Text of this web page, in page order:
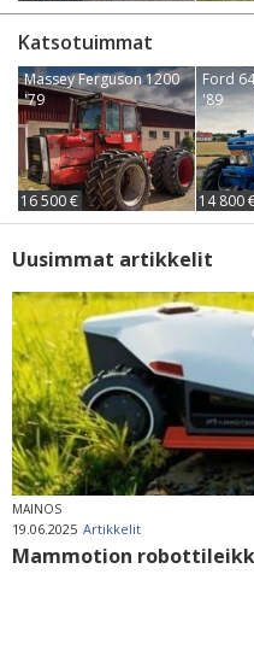
Katsotuimmat
Massey Ferguson 1200
'79
16 500 €
Ford
'89
14 800
Uusimmat artikkelit
MAINOS
19.06.2025 Artikkelit
Mammotion